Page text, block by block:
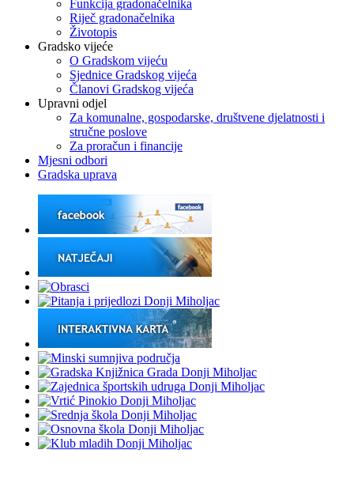
Funkcija gradonačelnika
Riječ gradonačelnika
Životopis
Gradsko vijeće
O Gradskom vijeću
Sjednice Gradskog vijeća
Članovi Gradskog vijeća
Upravni odjel
Za komunalne, gospodarske, društvene djelatnosti i
stručne poslove
Za proračun i financije
Mjesni odbori
Gradska uprava